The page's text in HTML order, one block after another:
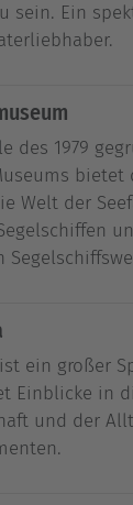
sein. Ein
des 1979
bietet
Welt der
ein großer
Einblicke in
und der